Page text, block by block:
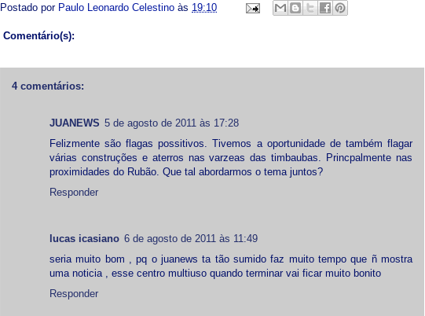
Postado por Paulo Leonardo Celestino às 19:10
Comentário(s):
4 comentários:
JUANEWS 5 de agosto de 2011 às 17:28
Felizmente são flagas possitivos. Tivemos a oportunidade de também flagar
várias construções e aterros nas varzeas das timbaubas. Princpalmente nas
proximidades do Rubão. Que tal abordarmos o tema juntos?
Responder
lucas icasiano 6 de agosto de 2011 às 11:49
seria muito bom , pq o juanews ta tão sumido faz muito tempo que ñ mostra
uma noticia , esse centro multiuso quando terminar vai ficar muito bonito
Responder